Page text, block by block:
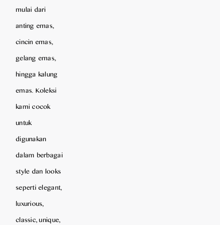
mulai dari
anting emas,
cincin emas,
gelang emas,
hingga kalung
emas. Koleksi
kami cocok
untuk
digunakan
dalam berbagai
style dan looks
seperti elegant,
luxurious,
classic, unique,